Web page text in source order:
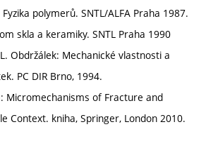
polymerů. SNTL/ALFA Praha 1987.
skla a keramiky. SNTL Praha 1990
Obdržálek: Mechanické vlastnosti a
PC DIR Brno, 1994.
Micromechanisms of Fracture and
Context. kniha, Springer, London 2010.